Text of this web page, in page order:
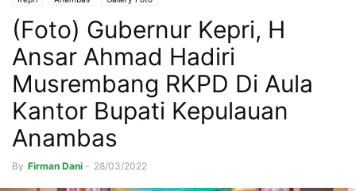
(Foto) Gubernur Kepri, H
Ansar Ahmad Hadiri
Musrembang RKPD Di Aula
Kantor Bupati Kepulauan
Anambas
By Firman Dani - 28/03/2022